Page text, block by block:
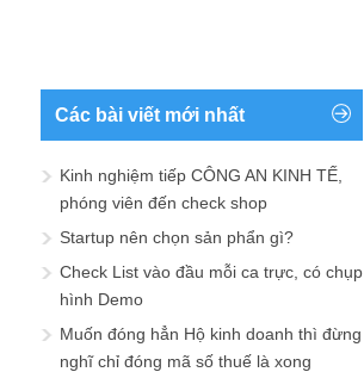
Các bài viết mới nhất
Kinh nghiệm tiếp CÔNG AN KINH TẾ,
phóng viên đến check shop
Startup nên chọn sản phẩn gì?
Check List vào đầu mỗi ca trực, có chụp
hình Demo
Muốn đóng hẳn Hộ kinh doanh thì đừng
nghĩ chỉ đóng mã số thuế là xong